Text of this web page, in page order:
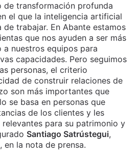
de transformación profunda
el que la inteligencia artificial
trabajar. En Abante estamos
que nos ayuden a ser más
nuestros equipos para
capacidades. Pero seguimos
personas, el criterio
de construir relaciones de
son más importantes que
se basa en personas que
de los clientes y les
para su patrimonio y
Santiago Satrústegui,
en la nota de prensa.